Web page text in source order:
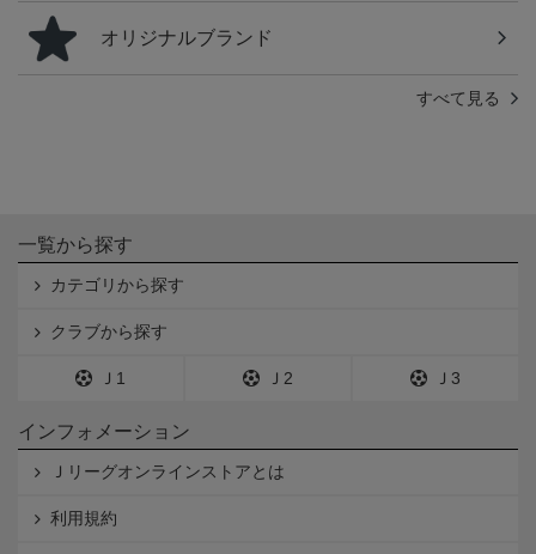
オリジナルブランド
すべて見る
一覧から探す
カテゴリから探す
クラブから探す
Ｊ1 Ｊ2 Ｊ3
インフォメーション
Ｊリーグオンラインストアとは
利用規約